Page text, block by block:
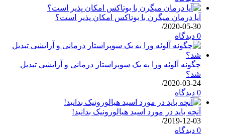
آیا درمان میگرن با بوتاکس امکان پذیر است؟
2020-05-30
/
0 دیدگاه
چگونه آلوئه ورا به یک سوپراستار درمانی و آرایشی تبدیل
شد؟
2020-03-24
/
0 دیدگاه
آنچه باید در مورد اسید هیالورونیک بدانید!
2019-12-03
/
0 دیدگاه